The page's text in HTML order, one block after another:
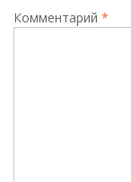
Комментарий *